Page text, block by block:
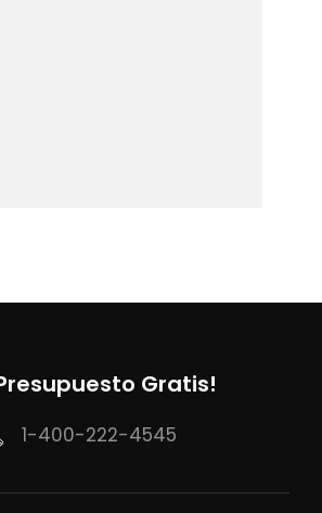
Gratis!
1-400-222-4545